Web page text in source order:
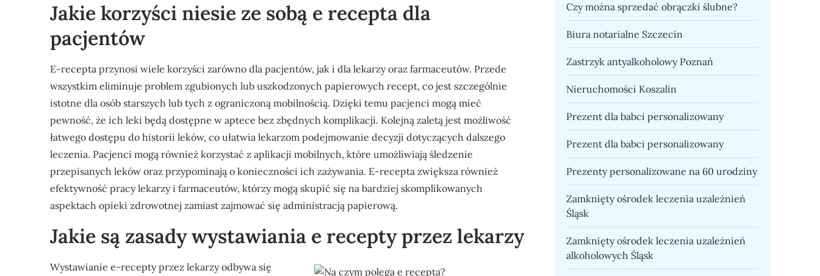
Jakie korzyści niesie ze sobą e recepta dla
pacjentów
E-recepta przynosi wiele korzyści zarówno dla pacjentów, jak i dla lekarzy oraz farmaceutów. Przede
wszystkim eliminuje problem zgubionych lub uszkodzonych papierowych recept, co jest szczególnie
istotne dla osób starszych lub tych z ograniczoną mobilnością. Dzięki temu pacjenci mogą mieć
pewność, że ich leki będą dostępne w aptece bez zbędnych komplikacji. Kolejną zaletą jest możliwość
łatwego dostępu do historii leków, co ułatwia lekarzom podejmowanie decyzji dotyczących dalszego
leczenia. Pacjenci mogą również korzystać z aplikacji mobilnych, które umożliwiają śledzenie
przepisanych leków oraz przypominają o konieczności ich zażywania. E-recepta zwiększa również
efektywność pracy lekarzy i farmaceutów, którzy mogą skupić się na bardziej skomplikowanych
aspektach opieki zdrowotnej zamiast zajmować się administracją papierową.
Jakie są zasady wystawiania e recepty przez lekarzy
Wystawianie e-recepty przez lekarzy odbywa się
Czy można sprzedać obrączki ślubne?
Biura notarialne Szczecin
Zastrzyk antyalkoholowy Poznań
Nieruchomości Koszalin
Prezent dla babci personalizowany
Prezent dla babci personalizowany
Prezenty personalizowane na 60 urodziny
Zamknięty ośrodek leczenia uzależnień
Śląsk
Zamknięty ośrodek leczenia uzależnień
alkoholowych Śląsk